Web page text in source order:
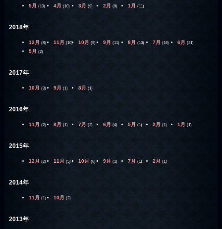
5月 (10) 4月 (10) 3月 (9) 2月 (9) 1月 (11)
2018年
12月 (8) 11月 (10) 10月 (9) 9月 (11) 8月 (10) 7月 (16) 6月 (21)
5月 (2)
2017年
10月 (3) 9月 (1) 8月 (1)
2016年
11月 (2) 8月 (1) 7月 (2) 6月 (4) 5月 (1) 2月 (1) 1月 (1)
2015年
12月 (2) 11月 (5) 10月 (6) 9月 (1) 7月 (1) 2月 (1)
2014年
11月 (1) 10月 (2)
2013年